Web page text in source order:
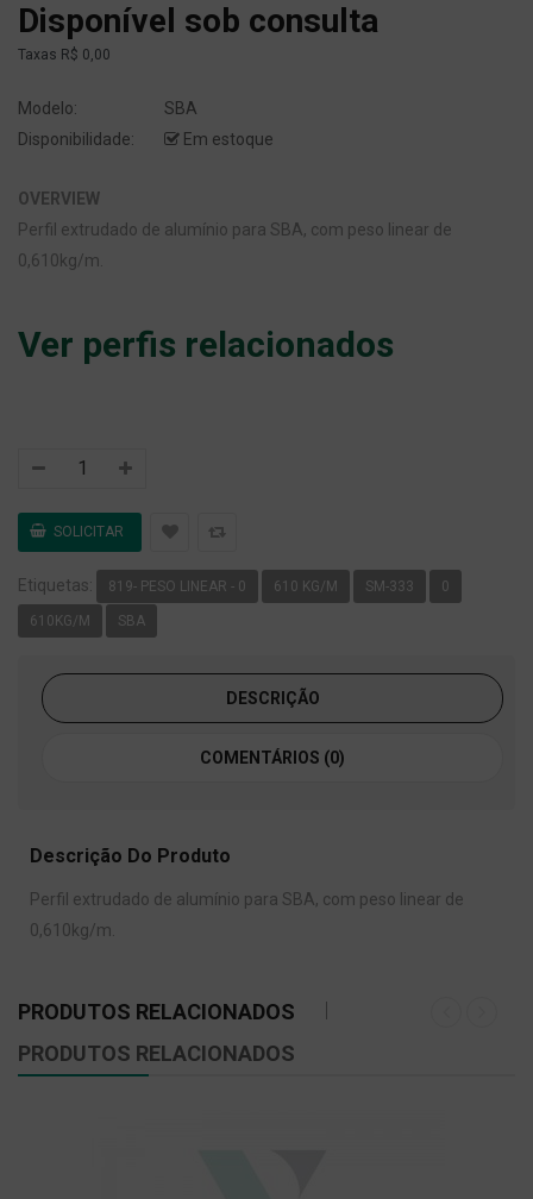
Disponível sob consulta
Taxas R$ 0,00
Modelo:
SBA
Disponibilidade:
Em estoque
OVERVIEW
Perfil extrudado de alumínio para SBA, com peso linear de
0,610kg/m.
Ver perfis relacionados
Etiquetas: 819- PESO LINEAR - 0 610 KG/M SM-333 0
610KG/M SBA
DESCRIÇÃO
COMENTÁRIOS (0)
Descrição Do Produto
Perfil extrudado de alumínio para SBA, com peso linear de
0,610kg/m.
PRODUTOS RELACIONADOS
PRODUTOS RELACIONADOS